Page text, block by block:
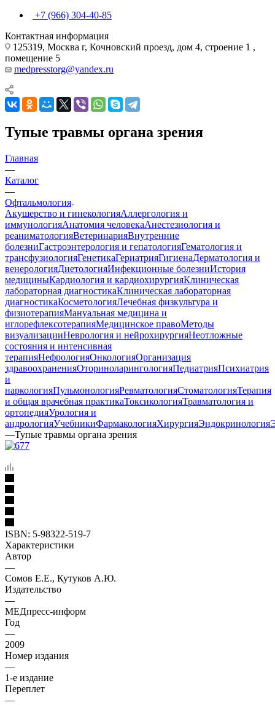
+7 (966) 304-40-85
Контактная информация
125319, Москва г, Кочновский проезд, дом 4, строение 1 ,
помещение 5
medpresstorg@yandex.ru
Тупые травмы органа зрения
Главная
—
Каталог
—
Офтальмология
Акушерство и гинекологияАллергология и
иммунологияАнатомия человекаАнестезиология и
реаниматологияВетеринарияВнутренние
болезниГастроэнтерология и гепатологияГематология и
трансфузиологияГенетикаГериатрияГигиенаДерматология и
венерологияДиетологияИнфекционные болезниИстория
медициныКардиология и кардиохирургияКлиническая
лабораторная диагностикаКлиническая лабораторная
диагностикаКосметологияЛечебная физкультура и
физиотерапияМануальная медицина и
иглорефлексотерапияМедицинское правоМетоды
визуализацииНеврология и нейрохирургияНеотложные
состояния и интенсивная
терапияНефрологияОнкологияОрганизация
здравоохраненияОториноларингологияПедиатрияПсихиатрия
и
наркологияПульмонологияРевматологияСтоматологияТерапия
и общая врачебная практикаТоксикологияТравматология и
ортопедияУрология и
андрологияУчебникиФармакологияХирургияЭндокринология
—Тупые травмы органа зрения
ISBN: 5-98322-519-7
Характеристики
Автор
—
Сомов Е.Е., Кутуков А.Ю.
Издательство
—
МЕДпресс-информ
Год
—
2009
Номер издания
—
1-е издание
Переплет
—